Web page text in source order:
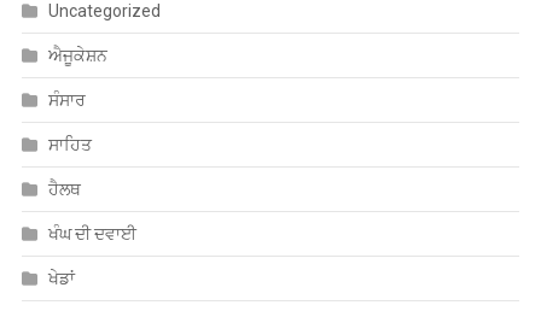
Uncategorized
ਐਜੂਕੇਸ਼ਨ
ਸੰਸਾਰ
ਸਾਹਿਤ
ਹੈਲਥ
ਖੰਘ ਦੀ ਦਵਾਈ
ਖੇਡਾਂ